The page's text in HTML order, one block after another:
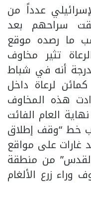
عدداً من
سراحهم بعد
ما رصده موقع
تثير مخاوف
أنه في شباط
لرعاة داخل
هذه المخاوف
العام الفائت
خط “وقف إطلاق
غارات على مواقع
من منطقة
وراء زرع الألغام